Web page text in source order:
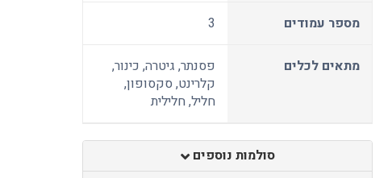
מספר עמודים 3
מתאים לכלים
פסנתר, גיטרה, כינור,
קלרינט, סקסופון,
חליל, חלילית
סולמות נוספים